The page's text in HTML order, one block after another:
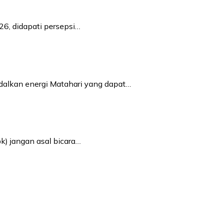
didapati persepsi…
energi Matahari yang dapat…
jangan asal bicara…